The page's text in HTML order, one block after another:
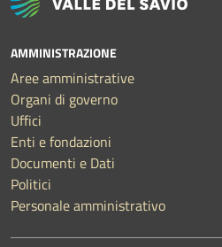
AMMINISTRAZIONE
Aree amministrative
Organi di governo
Uffici
Enti e fondazioni
Documenti e Dati
Politici
Personale amministrativo